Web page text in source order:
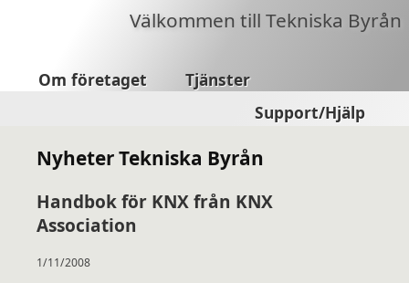
Välkommen till Tekniska Byrån
Om företaget
Tjänster
Support/Hjälp
Nyheter Tekniska Byrån
Handbok för KNX från KNX
Association
1/11/2008